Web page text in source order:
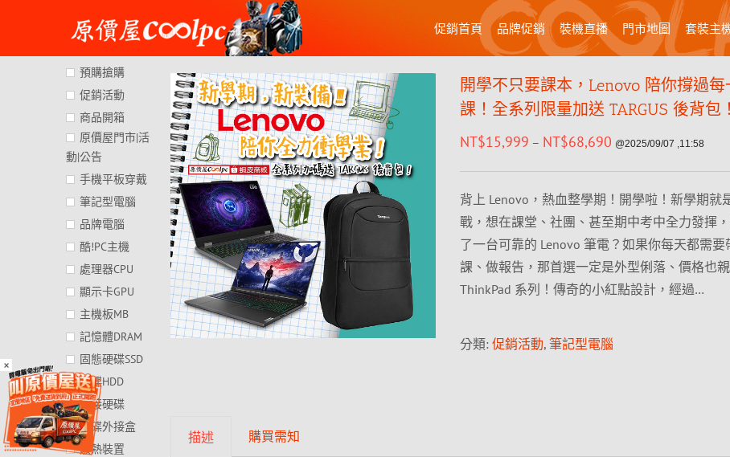
×
content
促銷首頁 品牌促銷 裝機直播 門市地圖 套裝主
開學不只要課本，Lenovo 陪你撐過每
課！全系列限量加送 TARGUS 後背包！
NT$15,999 – NT$68,690 @2025/09/07 ,11:58
背上 Lenovo，熱血整學期！開學啦！新學期就
戰，想在課堂、社團、甚至期中考中全力發揮
了一台可靠的 Lenovo 筆電？如果你每天都需要
課、做報告，那首選一定是外型俐落、價格也
ThinkPad 系列！傳奇的小紅點設計，經過…
分類: 促銷活動, 筆記型電腦
描述 購買需知
預購搶購
促銷活動
商品開箱
原價屋門市|活
動|公告
手機平板穿戴
筆記型電腦
品牌電腦
酷!PC主機
處理器CPU
顯示卡GPU
主機板MB
記憶體DRAM
固態硬碟SSD
硬碟HDD
外接硬碟
硬碟外接盒
散熱裝置